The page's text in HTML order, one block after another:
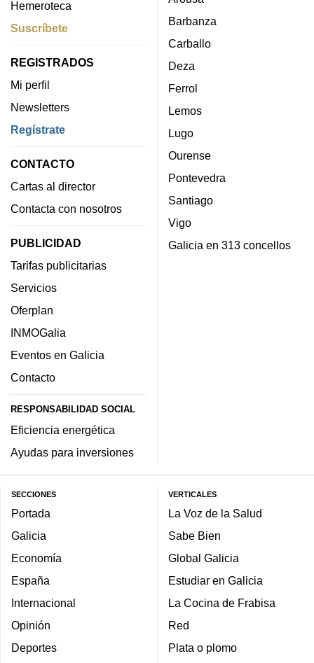
Hemeroteca
Suscríbete
REGISTRADOS
Mi perfil
Newsletters
Regístrate
CONTACTO
Cartas al director
Contacta con nosotros
PUBLICIDAD
Tarifas publicitarias
Servicios
Oferplan
INMOGalia
Eventos en Galicia
Contacto
RESPONSABILIDAD SOCIAL
Eficiencia energética
Ayudas para inversiones
Barbanza
Carballo
Deza
Ferrol
Lemos
Lugo
Ourense
Pontevedra
Santiago
Vigo
Galicia en 313 concellos
SECCIONES
Portada
Galicia
Economía
España
Internacional
Opinión
Deportes
VERTICALES
La Voz de la Salud
Sabe Bien
Global Galicia
Estudiar en Galicia
La Cocina de Frabisa
Red
Plata o plomo